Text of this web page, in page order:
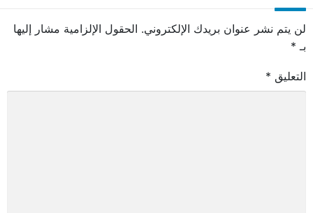
لن يتم نشر عنوان بريدك الإلكتروني. الحقول الإلزامية مشار إليها
بـ *
التعليق *